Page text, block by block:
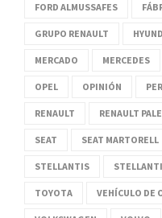
FORD ALMUSSAFES
GRUPO RENAULT
MERCADO MERCEDES
OPEL OPINIÓN
RENAULT RENAULT
SEAT SEAT MARTORELL
STELLANTIS
TOYOTA VEHÍCULO DE